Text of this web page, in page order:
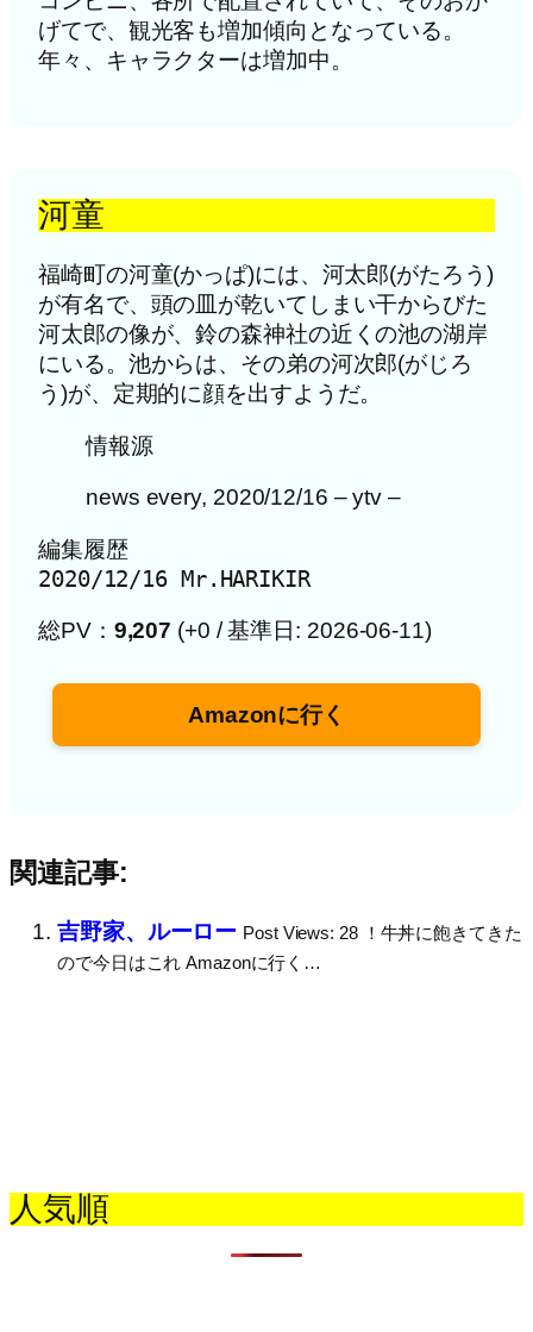
げてで、観光客も増加傾向となっている。
年々、キャラクターは増加中。
河童
福崎町の河童(かっぱ)には、河太郎(がたろう)
が有名で、頭の皿が乾いてしまい干からびた
河太郎の像が、鈴の森神社の近くの池の湖岸
にいる。池からは、その弟の河次郎(がじろ
う)が、定期的に顔を出すようだ。
情報源
news every, 2020/12/16 – ytv –
編集履歴
2020/12/16 Mr.HARIKIR
総PV： 9,207 (+0 / 基準日: 2026-06-11)
Amazonに行く
関連記事:
吉野家、ルーロー Post Views: 28 ！牛丼に飽きてきた
ので今日はこれ Amazonに行く…
人気順